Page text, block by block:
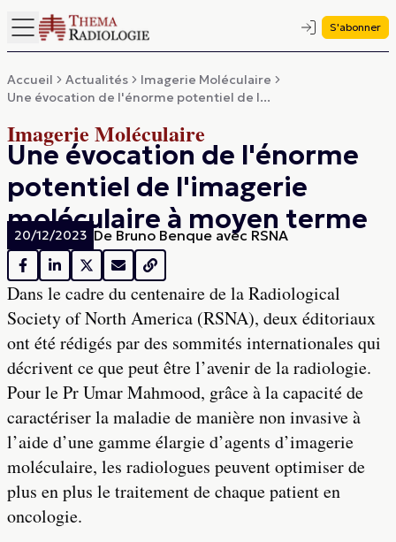
S'abonner
Accueil Actualités
Imagerie Moléculaire
Une évocation de l'énorme potentiel de l...
Imagerie Moléculaire
Une évocation de l'énorme
potentiel de l'imagerie
moléculaire à moyen terme
20/12/2023 De Bruno Benque avec RSNA
Dans le cadre du centenaire de la Radiological
Society of North America (RSNA), deux éditoriaux
ont été rédigés par des sommités internationales qui
décrivent ce que peut être l’avenir de la radiologie.
Pour le Pr Umar Mahmood, grâce à la capacité de
caractériser la maladie de manière non invasive à
l’aide d’une gamme élargie d’agents d’imagerie
moléculaire, les radiologues peuvent optimiser de
plus en plus le traitement de chaque patient en
oncologie.